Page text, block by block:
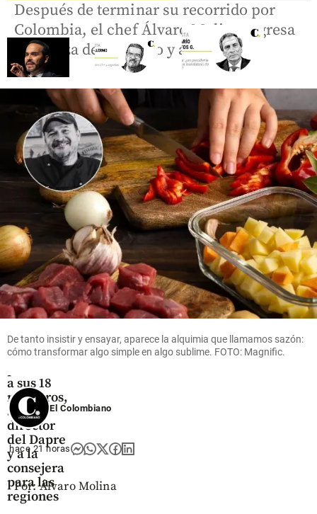
Textual
share
Columnistas
Sobre
rabias
crecidas y
seguidas
share
Columnistas
De la
Espriella: ¿un
presidente de
ruptura o un
mandatario
de
construcción?
share
Colombia
de la
Espriella
a sus 18
ministros,
al
director
del Dapre
y a la
consejera
para las
regiones
Después de terminar su recorrido por
Colombia, el chef Álvaro Molina regresa
a la plaza de mercado y a la alacena.
De tanto insistir y ensayar, aparece la alquimia que llamamos sazón:
cómo transformar algo simple en algo sublime. FOTO: Magnific.
El Colombiano
hace 21 horas
Por: Álvaro Molina